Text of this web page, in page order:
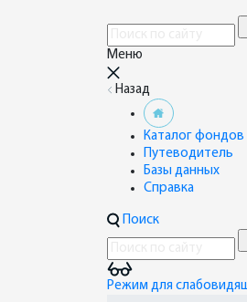
Меню
Назад
Каталог фондов
Путеводитель
Базы данных
Справка
Поиск
Режим для